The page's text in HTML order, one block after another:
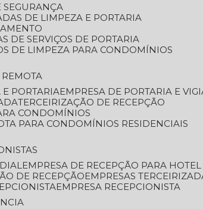
SEGURANÇA
DE LIMPEZA E PORTARIA
DE SERVIÇOS DE PORTARIA
DE LIMPEZA PARA CONDOMÍNIOS
REMOTA
E PORTARIA
EMPRESA DE PORTARIA E
TERCEIRIZAÇÃO DE RECEPÇÃO
CONDOMÍNIOS
PARA CONDOMÍNIOS RESIDENCIAIS
EMPRESA DE RECEPÇÃO PARA HOTEL
DE RECEPÇÃO
EMPRESAS
EMPRESA RECEPCIONISTA